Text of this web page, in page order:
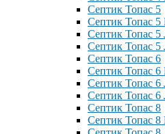
Септик Топас 5
Септик Топас
Септик Топас
Септик Топас
Септик Топас 6
Септик Топас
Септик Топас
Септик Топас
Септик Топас 8
Септик Топас